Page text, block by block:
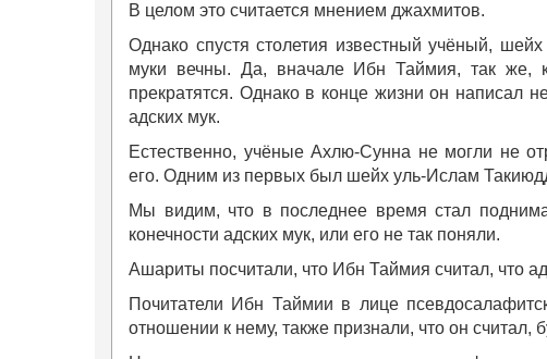
В целом это считается мнением джахмитов.
Однако спустя столетия известный учёный,
муки вечны. Да, вначале Ибн Таймия, так же,
прекратятся. Однако в конце жизни он написал
адских мук.
Естественно, учёные Ахлю-Сунна не могли не
его. Одним из первых был шейх уль-Ислам
Мы видим, что в последнее время стал
конечности адских мук, или его не так поняли.
Ашариты посчитали, что Ибн Таймия считал, что
Почитатели Ибн Таймии в лице
отношении к нему, также признали, что он считал,